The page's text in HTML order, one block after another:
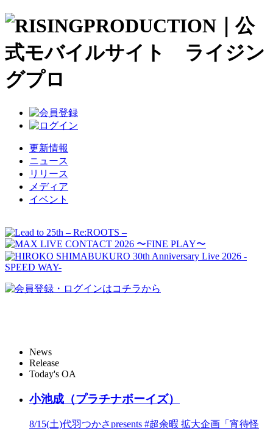
更新情報
ニュース
リリース
メディア
イベント
News
Release
Today's OA
小池成（プラチナボーイズ）
8/15(土)代羽つかさpresents #超余暇 拡大企画「宵待怪